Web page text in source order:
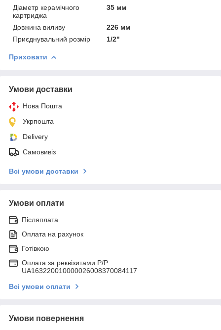
Діаметр керамічного
картриджа
35 мм
Довжина виливу
226 мм
Приєднувальний розмір
1/2"
Приховати
Умови доставки
Нова Пошта
Укрпошта
Delivery
Самовивіз
Всі умови доставки
Умови оплати
Післяплата
Оплата на рахунок
Готівкою
Оплата за реквізитами P/Р
UA163220010000026008370084117
Всі умови оплати
Умови повернення